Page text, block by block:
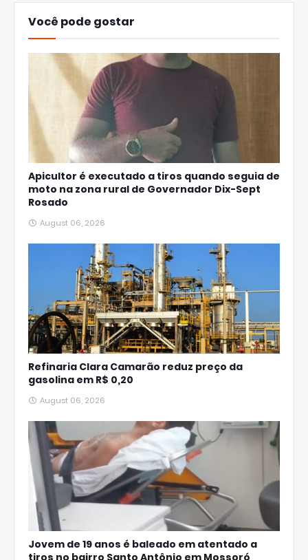
Você pode gostar
Apicultor é executado a tiros quando seguia de
moto na zona rural de Governador Dix-Sept
Rosado
August 06, 2026
Refinaria Clara Camarão reduz preço da
gasolina em R$ 0,20
August 06, 2026
Jovem de 19 anos é baleado em atentado a
tiros no bairro Santo Antônio em Mossoró